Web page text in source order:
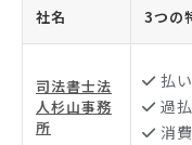
社名 3つの
司法書士法
人杉山事務
所
払
過
消